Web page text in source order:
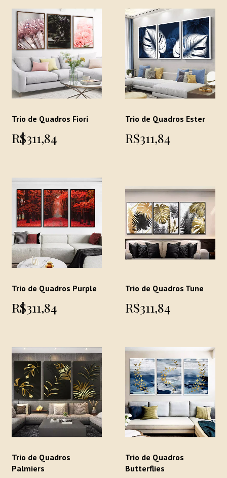
Trio de Quadros Fiori
R$311,84
Trio de Quadros Ester
R$311,84
Trio de Quadros Purple
R$311,84
Trio de Quadros Tune
R$311,84
Trio de Quadros
Palmiers
Trio de Quadros
Butterflies